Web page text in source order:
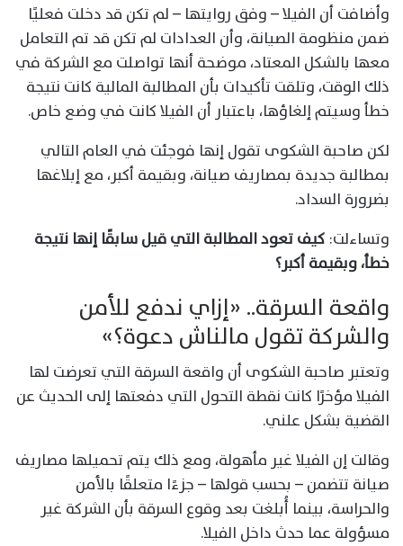
وأضافت أن الفيلا – وفق روايتها – لم تكن قد دخلت فعليًا
ضمن منظومة الصيانة، وأن العدادات لم تكن قد تم التعامل
معها بالشكل المعتاد، موضحة أنها تواصلت مع الشركة في
ذلك الوقت، وتلقت تأكيدات بأن المطالبة المالية كانت نتيجة
خطأ وسيتم إلغاؤها، باعتبار أن الفيلا كانت في وضع خاص.
لكن صاحبة الشكوى تقول إنها فوجئت في العام التالي
بمطالبة جديدة بمصاريف صيانة، وبقيمة أكبر، مع إبلاغها
بضرورة السداد.
وتساءلت: كيف تعود المطالبة التي قيل سابقًا إنها نتيجة
خطأ، وبقيمة أكبر؟
واقعة السرقة.. «إزاي ندفع للأمن
والشركة تقول مالناش دعوة؟»
وتعتبر صاحبة الشكوى أن واقعة السرقة التي تعرضت لها
الفيلا مؤخرًا كانت نقطة التحول التي دفعتها إلى الحديث عن
القضية بشكل علني.
وقالت إن الفيلا غير مأهولة، ومع ذلك يتم تحميلها مصاريف
صيانة تتضمن – بحسب قولها – جزءًا متعلقًا بالأمن
والحراسة، بينما أُبلغت بعد وقوع السرقة بأن الشركة غير
مسؤولة عما حدث داخل الفيلا.